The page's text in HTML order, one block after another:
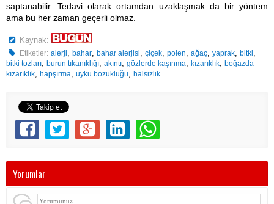
saptanabilir. Tedavi olarak ortamdan uzaklaşmak da bir yöntem
ama bu her zaman geçerli olmaz.
Kaynak:
Etiketler: alerji,bahar,bahar alerjisi,çiçek,polen,ağaç,yaprak,bitki,
bitki tozları, burun tıkanıklığı, akıntı, gözlerde kaşınma, kızarıklık, boğazda
kızarıklık, hapşırma, uyku bozukluğu, halsizlik
Yorumlar